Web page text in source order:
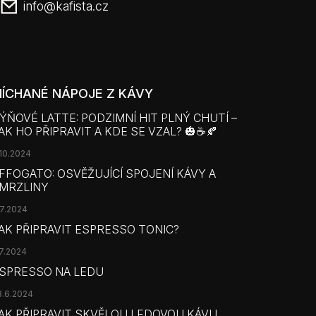
info@kafista.cz
NÁPOJE Z KÁVY
LATTE: PODZIMNÍ HIT PLNÝ CHUTÍ –
HO PŘIPRAVIT A KDE SE VZAL? 🎃☕🍂
OSVĚŽUJÍCÍ SPOJENÍ KÁVY A
PŘIPRAVIT ESPRESSO TONIC?
NA LEDU